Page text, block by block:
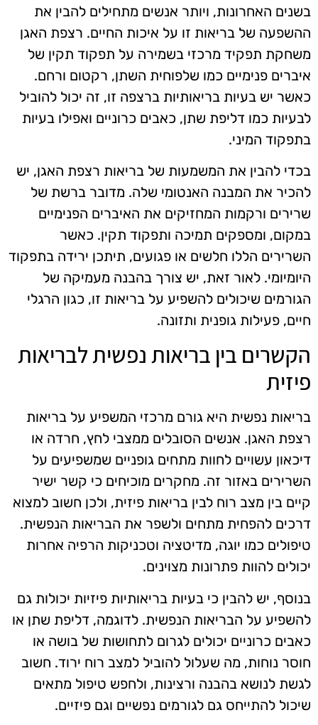
בשנים האחרונות, ויותר אנשים מתחילים להבין את
ההשפעה של בריאות זו על איכות החיים. רצפת האגן
משחקת תפקיד מרכזי בשמירה על תפקוד תקין של
איברים פנימיים כמו שלפוחית השתן, רקטום ורחם.
כאשר יש בעיות בריאותיות ברצפה זו, זה יכול להוביל
לבעיות כמו דליפת שתן, כאבים כרוניים ואפילו בעיות
בתפקוד המיני.
בכדי להבין את המשמעות של בריאות רצפת האגן, יש
להכיר את המבנה האנטומי שלה. מדובר ברשת של
שרירים ורקמות המחזיקים את האיברים הפנימיים
במקום, ומספקים תמיכה ותפקוד תקין. כאשר
השרירים הללו חלשים או פגועים, תיתכן ירידה בתפקוד
היומיומי. לאור זאת, יש צורך בהבנה מעמיקה של
הגורמים שיכולים להשפיע על בריאות זו, כגון הרגלי
חיים, פעילות גופנית ותזונה.
הקשרים בין בריאות נפשית לבריאות
פיזית
בריאות נפשית היא גורם מרכזי המשפיע על בריאות
רצפת האגן. אנשים הסובלים ממצבי לחץ, חרדה או
דיכאון עשויים לחוות מתחים גופניים שמשפיעים על
השרירים באזור זה. מחקרים מוכיחים כי קשר ישיר
קיים בין מצב רוח לבין בריאות פיזית, ולכן חשוב למצוא
דרכים להפחית מתחים ולשפר את הבריאות הנפשית.
טיפולים כמו יוגה, מדיטציה וטכניקות הרפיה אחרות
יכולים להוות פתרונות מצוינים.
בנוסף, יש להבין כי בעיות בריאותיות פיזיות יכולות גם
להשפיע על הבריאות הנפשית. לדוגמה, דליפת שתן או
כאבים כרוניים יכולים לגרום לתחושות של בושה או
חוסר נוחות, מה שעלול להוביל למצב רוח ירוד. חשוב
לגשת לנושא בהבנה ורצינות, ולחפש טיפול מתאים
שיכול להתייחס גם לגורמים נפשיים וגם פיזיים.